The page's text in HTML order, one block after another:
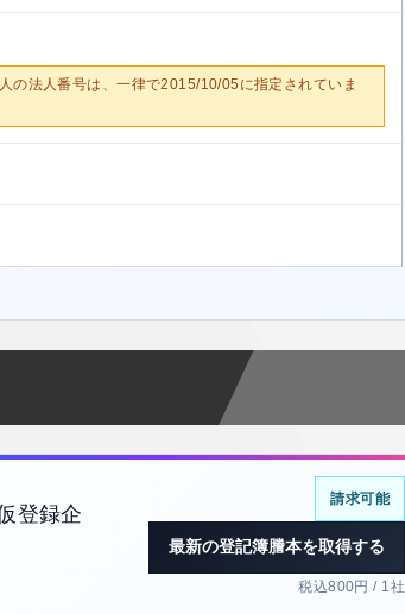
法人番号は、一律で2015/10/05に指定されていま
登録企
請求可能
最新の登記簿謄本を取得する
税込800円 / 1社